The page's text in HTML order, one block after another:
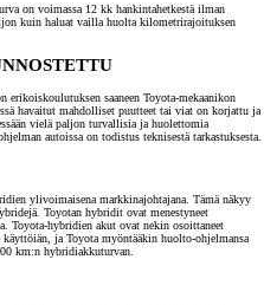
on voimassa 12 kk hankintahetkestä ilman
kuin haluat vailla huolta kilometrirajoituksen
erikoiskoulutuksen saaneen Toyota-mekaanikon
havaitut mahdolliset puutteet tai viat on korjattu ja
vielä paljon turvallisia ja huolettomia
autoissa on todistus teknisestä tarkastuksesta.
ylivoimaisena markkinajohtajana. Tämä näkyy
Toyotan hybridit ovat menestyneet
Toyota-hybridien akut ovat nekin osoittaneet
ja Toyota myöntääkin huolto-ohjelmansa
km:n hybridiakkuturvan.